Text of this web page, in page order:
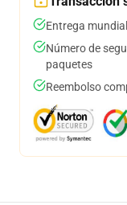
Entrega
Número de
paquetes
Reembolso